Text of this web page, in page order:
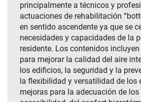
principalmente a técnicos y
actuaciones de rehabilitación
en sentido ascendente ya que se
necesidades y capacidades de la
residente. Los contenidos
para mejorar la calidad del aire
los edificios, la seguridad y la
la flexibilidad y versatilidad de los
mejoras para la adecuación de los